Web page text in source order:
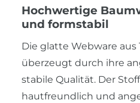
Hochwertige
und formstabil
Die glatte Webware aus
überzeugt durch ihre
stabile Qualität. Der
hautfreundlich und